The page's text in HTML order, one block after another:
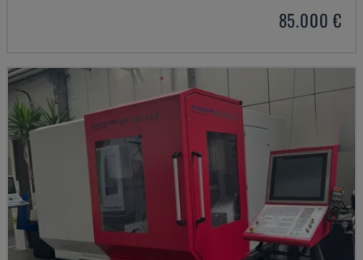
85.000 €